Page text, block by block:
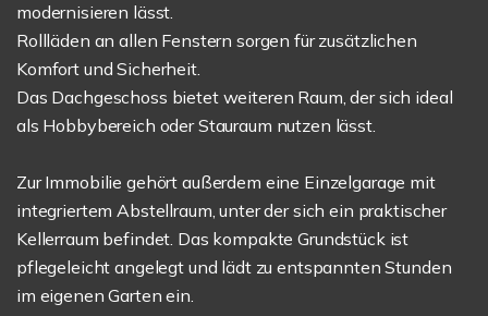
modernisieren lässt.
Rollläden an allen Fenstern sorgen für zusätzlichen
Komfort und Sicherheit.
Das Dachgeschoss bietet weiteren Raum, der sich ideal
als Hobbybereich oder Stauraum nutzen lässt.
Zur Immobilie gehört außerdem eine Einzelgarage mit
integriertem Abstellraum, unter der sich ein praktischer
Kellerraum befindet. Das kompakte Grundstück ist
pflegeleicht angelegt und lädt zu entspannten Stunden
im eigenen Garten ein.